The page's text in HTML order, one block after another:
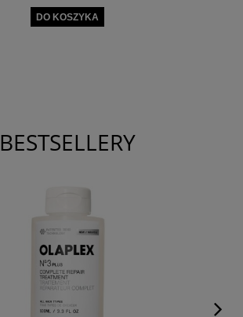
DO KOSZYKA
BESTSELLERY